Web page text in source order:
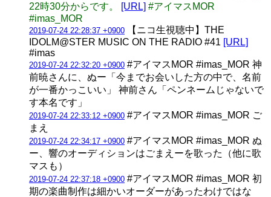
22時30分からです。
[URL] #アイマスMOR
#imas_MOR
2019-07-24 22:28:37 +0900 【ニコ生視聴中】THE
IDOLM@STER MUSIC ON THE RADIO #41 [URL]
#imas
2019-07-24 22:32:20 +0900 #アイマスMOR #imas_MOR 神
前暁さんに、ぬー「今までお会いした方の中で、名前
が一番かっこいい」 神前さん「ペンネームじゃないで
す本名です」
2019-07-24 22:33:12 +0900 #アイマスMOR #imas_MOR ご
まえ
2019-07-24 22:34:17 +0900 #アイマスMOR #imas_MOR ぬ
ー、響のオーディションはごまえーを歌った（他に歌
マスも）
2019-07-24 22:37:18 +0900 #アイマスMOR #imas_MOR 初
期の楽曲制作は細かいオーダーがあったわけではな